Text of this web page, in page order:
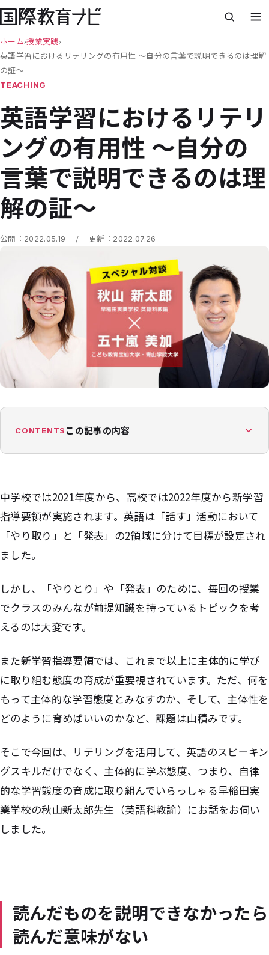
ホーム›授業実践›
英語学習におけるリテリングの有用性 ～自分の言葉で説明できるのは理解
の証～
TEACHING
英語学習におけるリテリ
ングの有用性 ～自分の
言葉で説明できるのは理
解の証～
公開： 2022.05.19 / 更新： 2022.07.26
CONTENTS この記事の内容
中学校では2021年度から、高校では2022年度から新学習
指導要領が実施されます。英語は「話す」活動において
「やり取り」と「発表」の2領域に分けて目標が設定され
ました。
しかし、「やりとり」や「発表」のために、毎回の授業
でクラスのみんなが前提知識を持っているトピックを考
えるのは大変です。
また新学習指導要領では、これまで以上に主体的に学び
に取り組む態度の育成が重要視されています。ただ、何を
もって主体的な学習態度とみなすのか、そして、主体性を
どのように育めばいいのかなど、課題は山積みです。
そこで今回は、リテリングを活用して、英語のスピーキン
グスキルだけでなく、主体的に学ぶ態度、つまり、自律
的な学習態度の育成に取り組んでいらっしゃる早稲田実
業学校の秋山新太郎先生（英語科教諭）にお話をお伺い
しました。
読んだものを説明できなかったら
読んだ意味がない